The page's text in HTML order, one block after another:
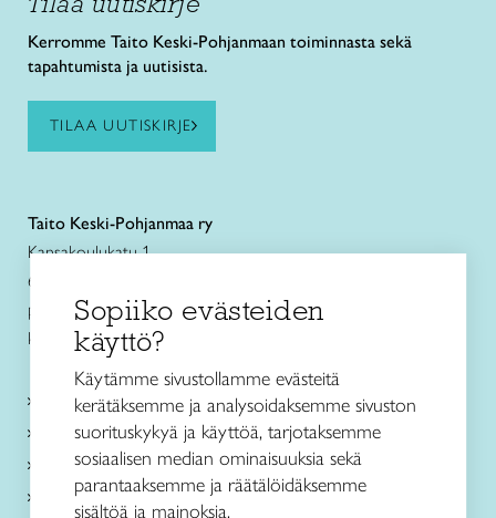
Kerromme Taito Keski-Pohjanmaan toiminnasta sekä
tapahtumista ja uutisista.
TILAA UUTISKIRJE
Taito Keski-Pohjanmaa ry
Kansakoulukatu 1
67100 Kokkola
puh. +358 44 3363500
kokkola@taitokeskipohjanmaa.fi
Kurssit ja leirit
Koulutus ja muu toiminta
Ajankohtaista
Toimipaikat
Sopiiko evästeiden
käyttö?
Käytämme sivustollamme evästeitä
kerätäksemme ja analysoidaksemme sivuston
suorituskykyä ja käyttöä, tarjotaksemme
sosiaalisen median ominaisuuksia sekä
parantaaksemme ja räätälöidäksemme
sisältöä ja mainoksia.